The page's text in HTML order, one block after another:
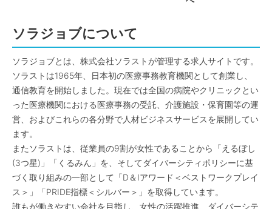
ソラジョブについて
ソラジョブとは、株式会社ソラストが管理する求人サイトです。
ソラストは1965年、日本初の医療事務教育機関として創業し、
通信教育を開始しました。現在では全国の病院やクリニックとい
った医療機関における医療事務の受託、介護施設・保育園等の運
営、およびこれらの各分野で人材ビジネスサービスを展開してい
ます。
またソラストは、従業員の9割が女性であることから「えるぼし
(3つ星)」「くるみん」を、そしてダイバーシティポリシーに基
づく取り組みの一部として「D＆Iアワード＜ベストワークプレイ
ス＞」「PRIDE指標＜シルバー＞」を取得しています。
誰もが働きやすい会社を目指し、女性の活躍推進、ダイバーシテ